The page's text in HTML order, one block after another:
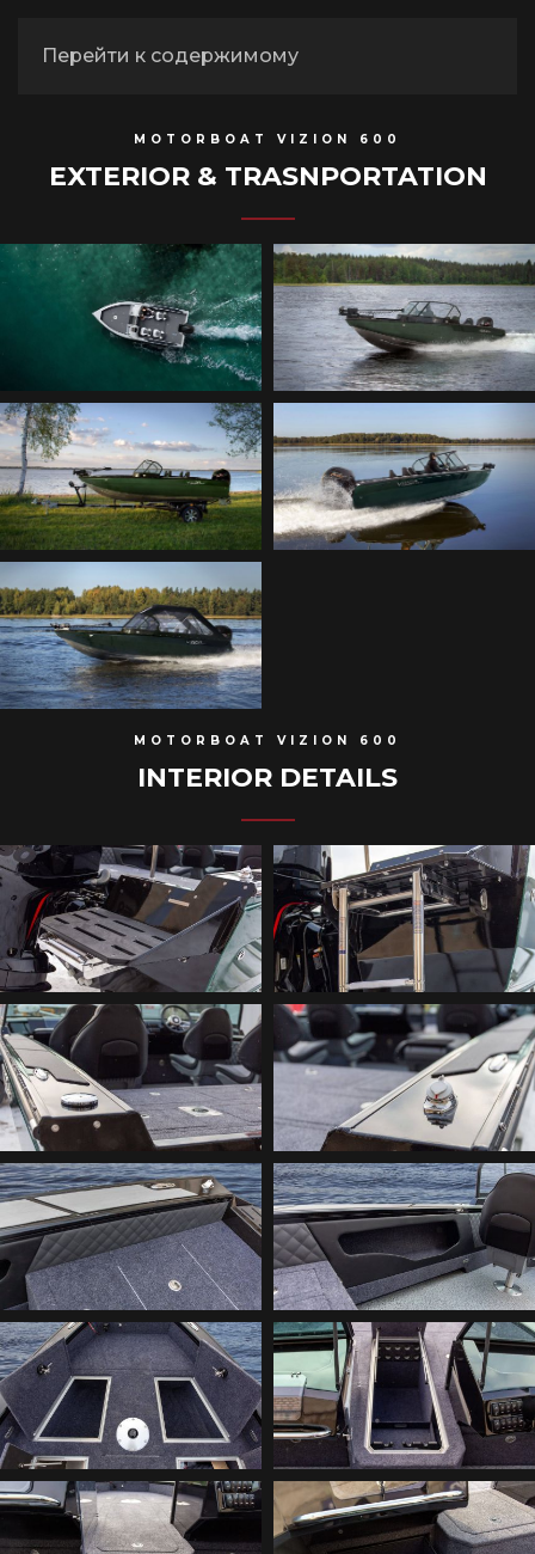
Перейти к содержимому
MOTORBOAT VIZION 600
EXTERIOR & TRASNPORTATION
MOTORBOAT VIZION 600
INTERIOR DETAILS